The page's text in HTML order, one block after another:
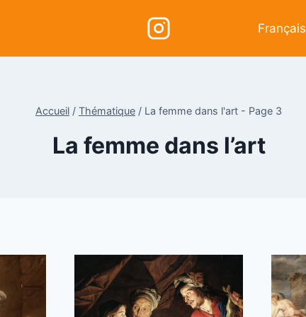
Français
Accueil / Thématique / La femme dans l'art - Page 3
La femme dans l’art